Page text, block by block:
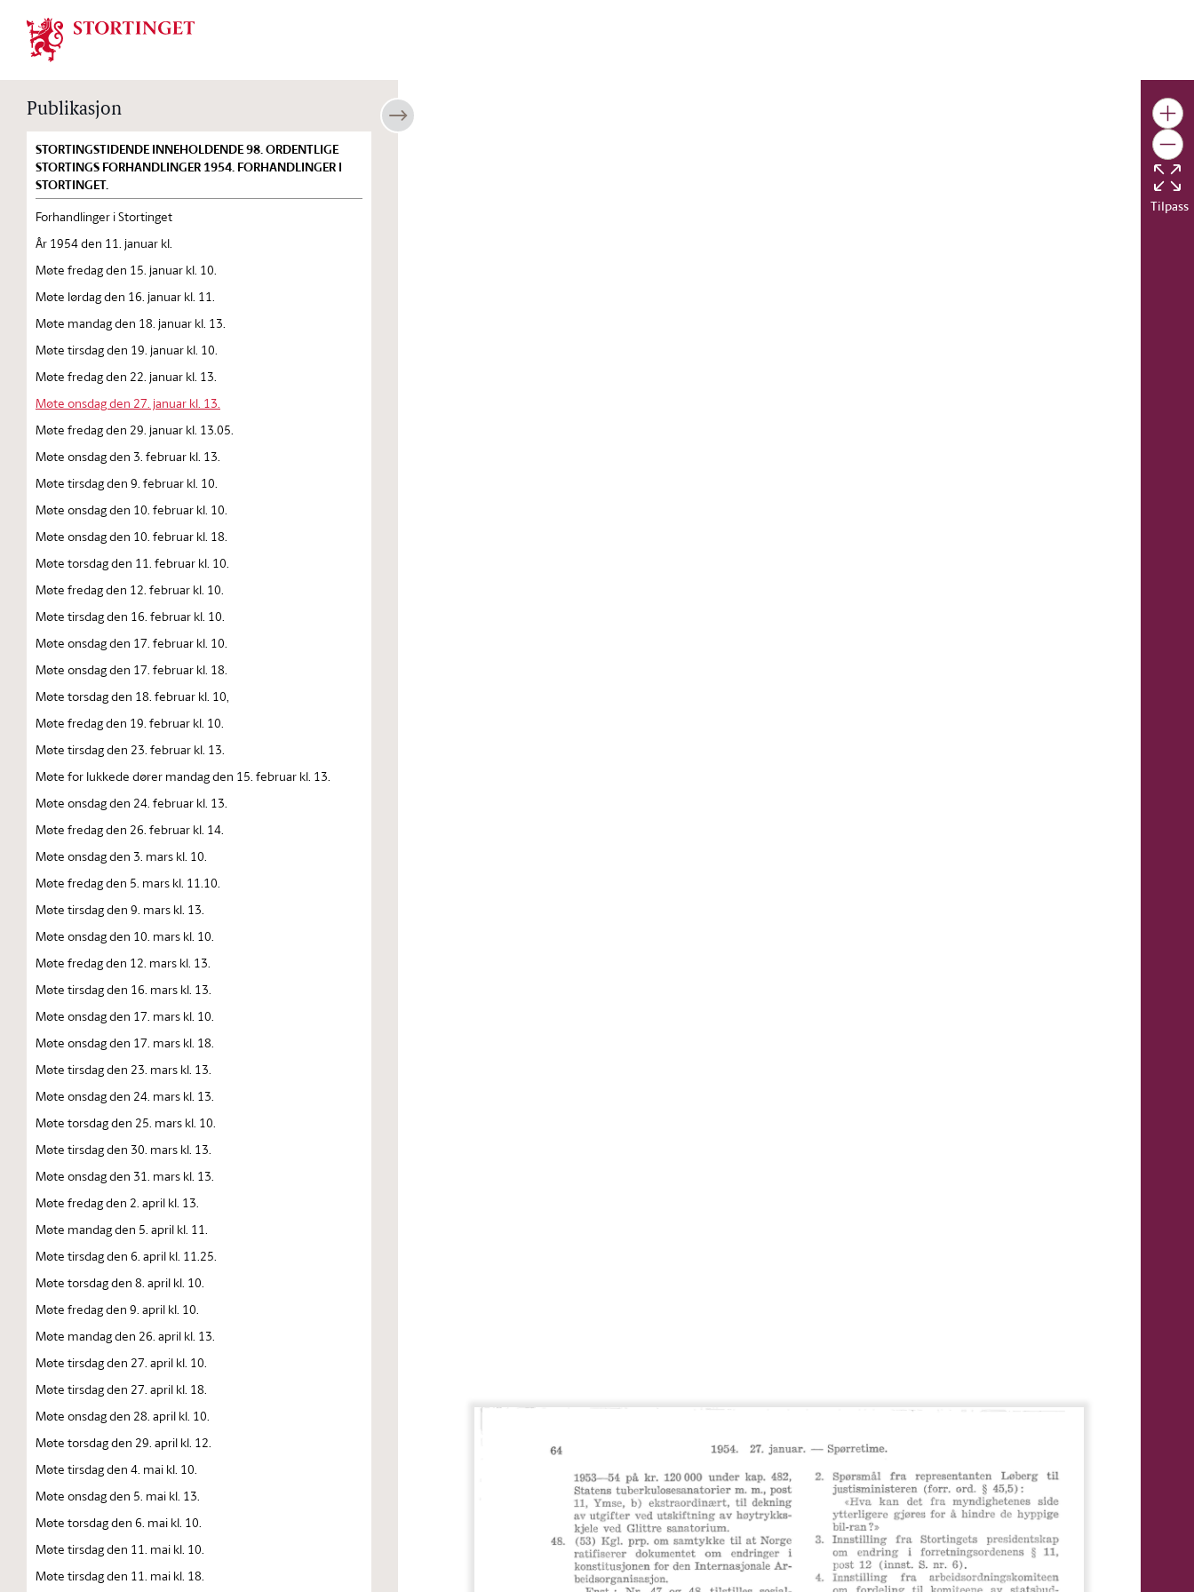
Stortinget.no
Publikasjon
STORTINGSTIDENDE INNEHOLDENDE 98. ORDENTLIGE
STORTINGS FORHANDLINGER 1954. FORHANDLINGER I
STORTINGET.
Forhandlinger i Stortinget
År 1954 den 11. januar kl.
Møte fredag den 15. januar kl. 10.
Møte lørdag den 16. januar kl. 11.
Møte mandag den 18. januar kl. 13.
Møte tirsdag den 19. januar kl. 10.
Møte fredag den 22. januar kl. 13.
Møte onsdag den 27. januar kl. 13.
Møte fredag den 29. januar kl. 13.05.
Møte onsdag den 3. februar kl. 13.
Møte tirsdag den 9. februar kl. 10.
Møte onsdag den 10. februar kl. 10.
Møte onsdag den 10. februar kl. 18.
Møte torsdag den 11. februar kl. 10.
Møte fredag den 12. februar kl. 10.
Møte tirsdag den 16. februar kl. 10.
Møte onsdag den 17. februar kl. 10.
Møte onsdag den 17. februar kl. 18.
Møte torsdag den 18. februar kl. 10,
Møte fredag den 19. februar kl. 10.
Møte tirsdag den 23. februar kl. 13.
Møte for lukkede dører mandag den 15. februar kl. 13.
Møte onsdag den 24. februar kl. 13.
Møte fredag den 26. februar kl. 14.
Møte onsdag den 3. mars kl. 10.
Møte fredag den 5. mars kl. 11.10.
Møte tirsdag den 9. mars kl. 13.
Møte onsdag den 10. mars kl. 10.
Møte fredag den 12. mars kl. 13.
Møte tirsdag den 16. mars kl. 13.
Møte onsdag den 17. mars kl. 10.
Møte onsdag den 17. mars kl. 18.
Møte tirsdag den 23. mars kl. 13.
Møte onsdag den 24. mars kl. 13.
Møte torsdag den 25. mars kl. 10.
Møte tirsdag den 30. mars kl. 13.
Møte onsdag den 31. mars kl. 13.
Møte fredag den 2. april kl. 13.
Møte mandag den 5. april kl. 11.
Møte tirsdag den 6. april kl. 11.25.
Møte torsdag den 8. april kl. 10.
Møte fredag den 9. april kl. 10.
Møte mandag den 26. april kl. 13.
Møte tirsdag den 27. april kl. 10.
Møte tirsdag den 27. april kl. 18.
Møte onsdag den 28. april kl. 10.
Møte torsdag den 29. april kl. 12.
Møte tirsdag den 4. mai kl. 10.
Møte onsdag den 5. mai kl. 13.
Møte torsdag den 6. mai kl. 10.
Møte tirsdag den 11. mai kl. 10.
Møte tirsdag den 11. mai kl. 18.